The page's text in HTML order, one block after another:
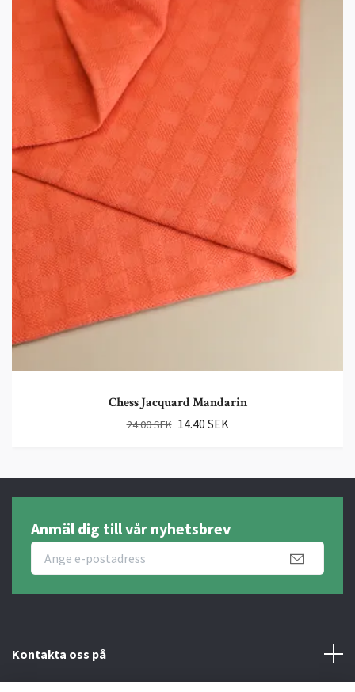
Chess Jacquard Mandarin
24.00 SEK 14.40 SEK
Anmäl dig till vår nyhetsbrev
Kontakta oss på